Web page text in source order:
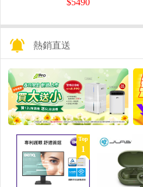
$5490
熱銷直送
Top
1